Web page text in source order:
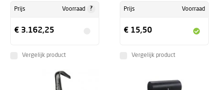
Prijs Voorraad ?
€ 3.162,25
Vergelijk product
Prijs Voorraad
€ 15,50
Vergelijk product